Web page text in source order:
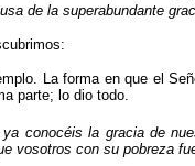
de la superabundante
La forma en que el
parte; lo dio todo.
ya conocéis la gracia de
vosotros con su pobreza